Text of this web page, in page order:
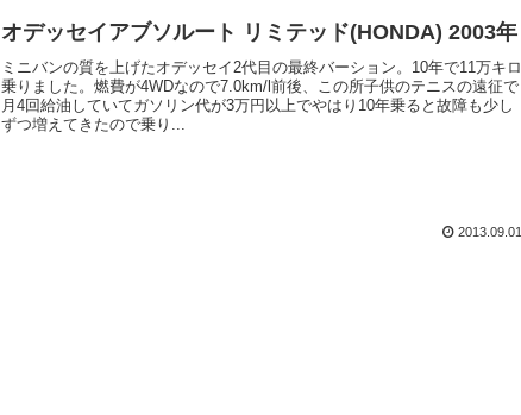
オデッセイアブソルート リミテッド(HONDA) 2003年
ミニバンの質を上げたオデッセイ2代目の最終バーション。10年で11万キロ
乗りました。燃費が4WDなので7.0km/l前後、この所子供のテニスの遠征で
月4回給油していてガソリン代が3万円以上でやはり10年乗ると故障も少し
ずつ増えてきたので乗り...
2013.09.01